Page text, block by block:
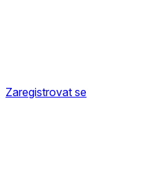
Zaregistrovat se